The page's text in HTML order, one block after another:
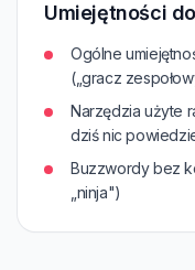
Umiejętności
Ogólne
(„gracz
Narzędzia użyte
dziś nic
Buzzwordy bez
„ninja")